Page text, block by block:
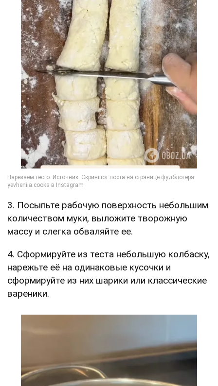
3. Посыпьте рабочую поверхность небольшим
количеством муки, выложите творожную
массу и слегка обваляйте ее.
4. Сформируйте из теста небольшую колбаску,
нарежьте её на одинаковые кусочки и
сформируйте из них шарики или классические
вареники.